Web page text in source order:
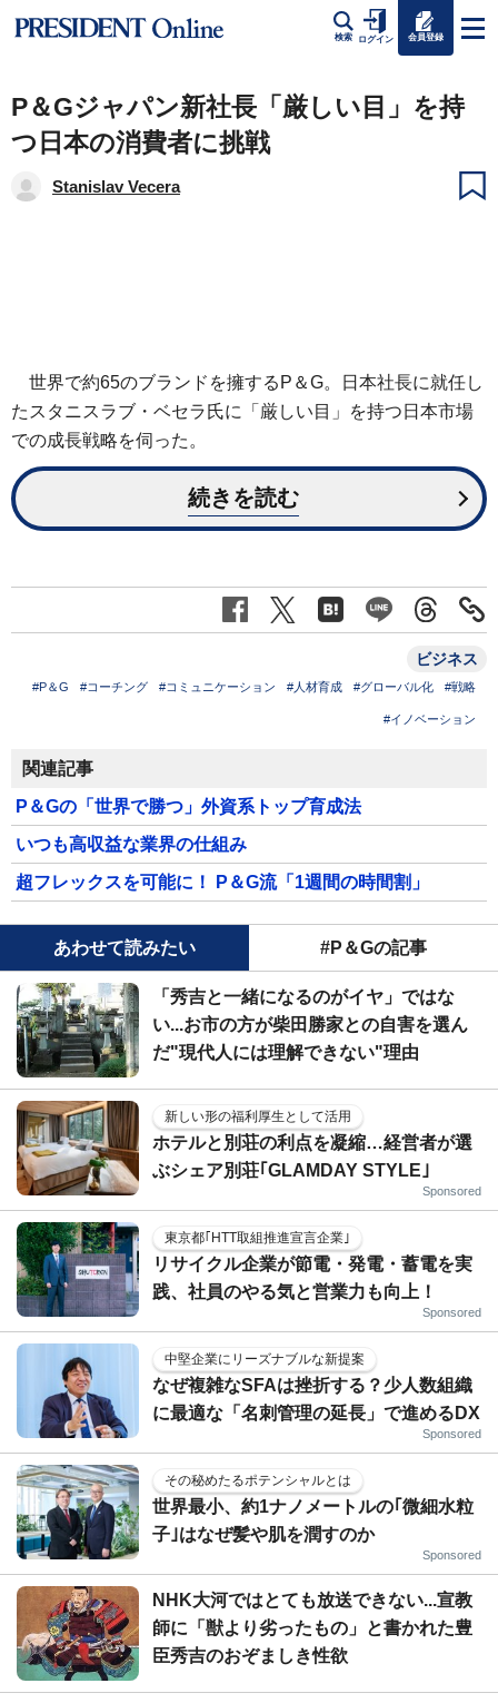
検索 ログイン 会員登録
P＆Gジャパン新社長「厳しい目」を持
つ日本の消費者に挑戦
Stanislav Vecera
世界で約65のブランドを擁するP＆G。日本社長に就任し
たスタニスラブ・ベセラ氏に「厳しい目」を持つ日本市場
での成長戦略を伺った。
続きを読む
ビジネス
#P＆G #コーチング #コミュニケーション #人材育成 #グローバル化 #戦略
#イノベーション
関連記事
P＆Gの「世界で勝つ」外資系トップ育成法
いつも高収益な業界の仕組み
超フレックスを可能に！ P＆G流「1週間の時間割」
あわせて読みたい #P＆Gの記事
「秀吉と一緒になるのがイヤ」ではな
い...お市の方が柴田勝家との自害を選ん
だ"現代人には理解できない"理由
新しい形の福利厚生として活用
ホテルと別荘の利点を凝縮…経営者が選
ぶシェア別荘｢GLAMDAY STYLE｣
Sponsored
東京都｢HTT取組推進宣言企業｣
リサイクル企業が節電・発電・蓄電を実
践、社員のやる気と営業力も向上！
Sponsored
中堅企業にリーズナブルな新提案
なぜ複雑なSFAは挫折する？少人数組織
に最適な「名刺管理の延長」で進めるDX
Sponsored
その秘めたるポテンシャルとは
世界最小、約1ナノメートルの｢微細水粒
子｣はなぜ髪や肌を潤すのか
Sponsored
NHK大河ではとても放送できない...宣教
師に「獣より劣ったもの」と書かれた豊
臣秀吉のおぞましき性欲